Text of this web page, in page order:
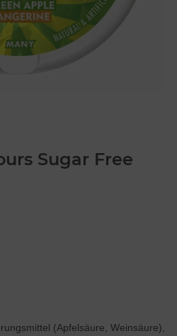
Sugar Free
(Apfelsäure, Weinsäure),